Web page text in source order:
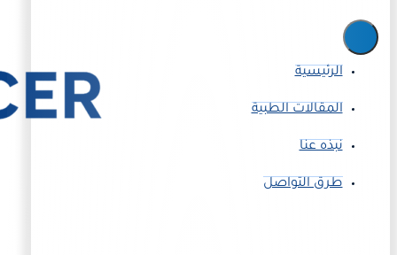
الرئيسية
المقالات الطبية
نبذه عنا
طرق التواصل